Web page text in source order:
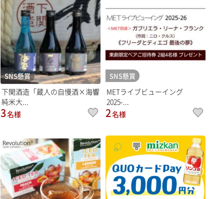
SNS懸賞
下関酒造「蔵人の自慢酒×海響
純米大...
3名様
SNS懸賞
METライブビューイング
2025-...
2名様